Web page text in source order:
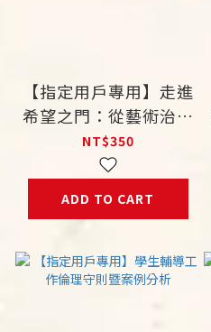
【指定用戶專用】走進
希望之門：從藝術治療
到藝術育療
NT$350
ADD TO CART